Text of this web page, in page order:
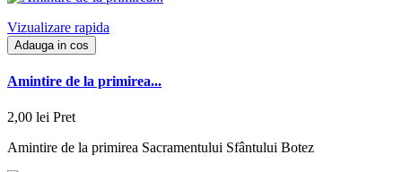
Vizualizare rapida
Adauga in cos
Amintire de la primirea...
2,00 lei Pret
Amintire de la primirea Sacramentului Sfântului Botez